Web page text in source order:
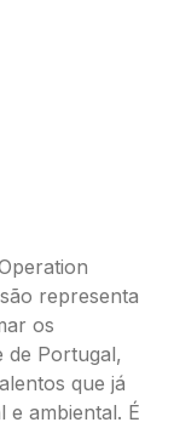
representa
os
de Portugal,
que já
e ambiental. É